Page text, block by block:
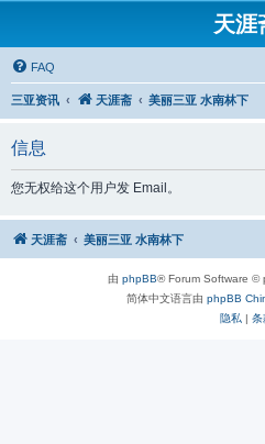
天涯
FAQ
三亚资讯 天涯斋 美丽三亚 水南林下
信息
您无权给这个用户发 Email。
天涯斋 美丽三亚 水南林下
由 phpBB® Forum Software ©
简体中文语言由 phpBB
隐私 | 条